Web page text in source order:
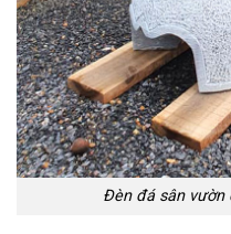
Đèn đá sân vườn